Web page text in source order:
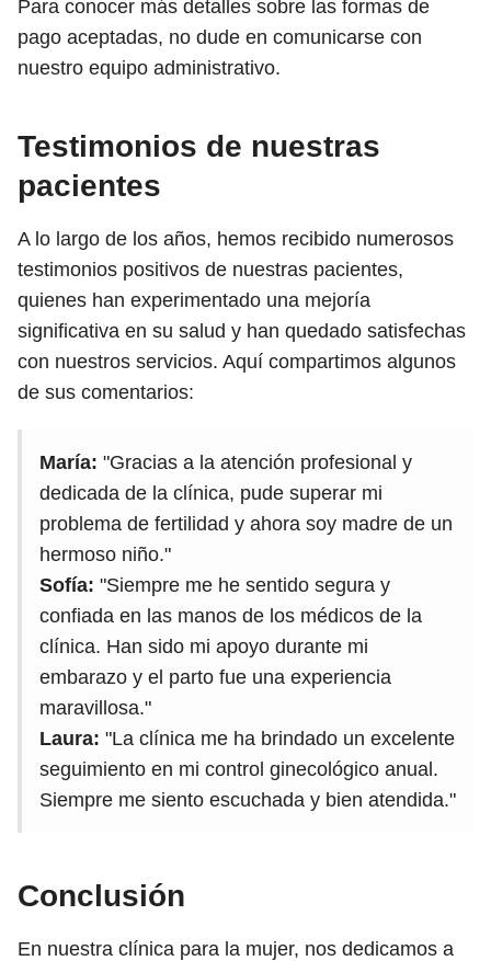
Para conocer más detalles sobre las formas de
pago aceptadas, no dude en comunicarse con
nuestro equipo administrativo.
Testimonios de nuestras
pacientes
A lo largo de los años, hemos recibido numerosos
testimonios positivos de nuestras pacientes,
quienes han experimentado una mejoría
significativa en su salud y han quedado satisfechas
con nuestros servicios. Aquí compartimos algunos
de sus comentarios:
María: "Gracias a la atención profesional y
dedicada de la clínica, pude superar mi
problema de fertilidad y ahora soy madre de un
hermoso niño."
Sofía: "Siempre me he sentido segura y
confiada en las manos de los médicos de la
clínica. Han sido mi apoyo durante mi
embarazo y el parto fue una experiencia
maravillosa."
Laura: "La clínica me ha brindado un excelente
seguimiento en mi control ginecológico anual.
Siempre me siento escuchada y bien atendida."
Conclusión
En nuestra clínica para la mujer, nos dedicamos a